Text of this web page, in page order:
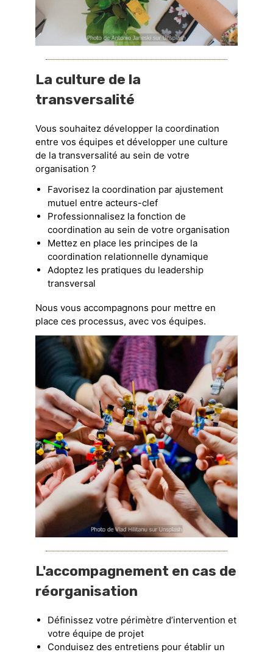
La culture de la
transversalité
Vous souhaitez développer la coordination
entre vos équipes et développer une culture
de la transversalité au sein de votre
organisation ?
Favorisez la coordination par ajustement
mutuel entre acteurs-clef
Professionnalisez la fonction de
coordination au sein de votre organisation
Mettez en place les principes de la
coordination relationnelle dynamique
Adoptez les pratiques du leadership
transversal
Nous vous accompagnons pour mettre en
place ces processus, avec vos équipes.
L'accompagnement en cas de
réorganisation
Définissez votre périmètre d’intervention et
votre équipe de projet
Conduisez des entretiens pour établir un